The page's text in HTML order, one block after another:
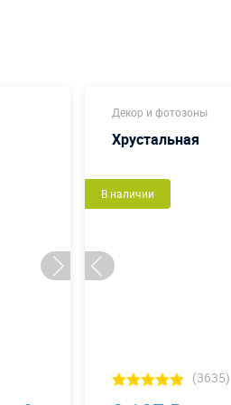
Декор и фотозоны
Хрустальная
В наличии
(3635)